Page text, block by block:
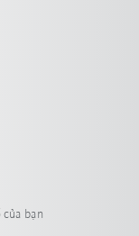
của bạn